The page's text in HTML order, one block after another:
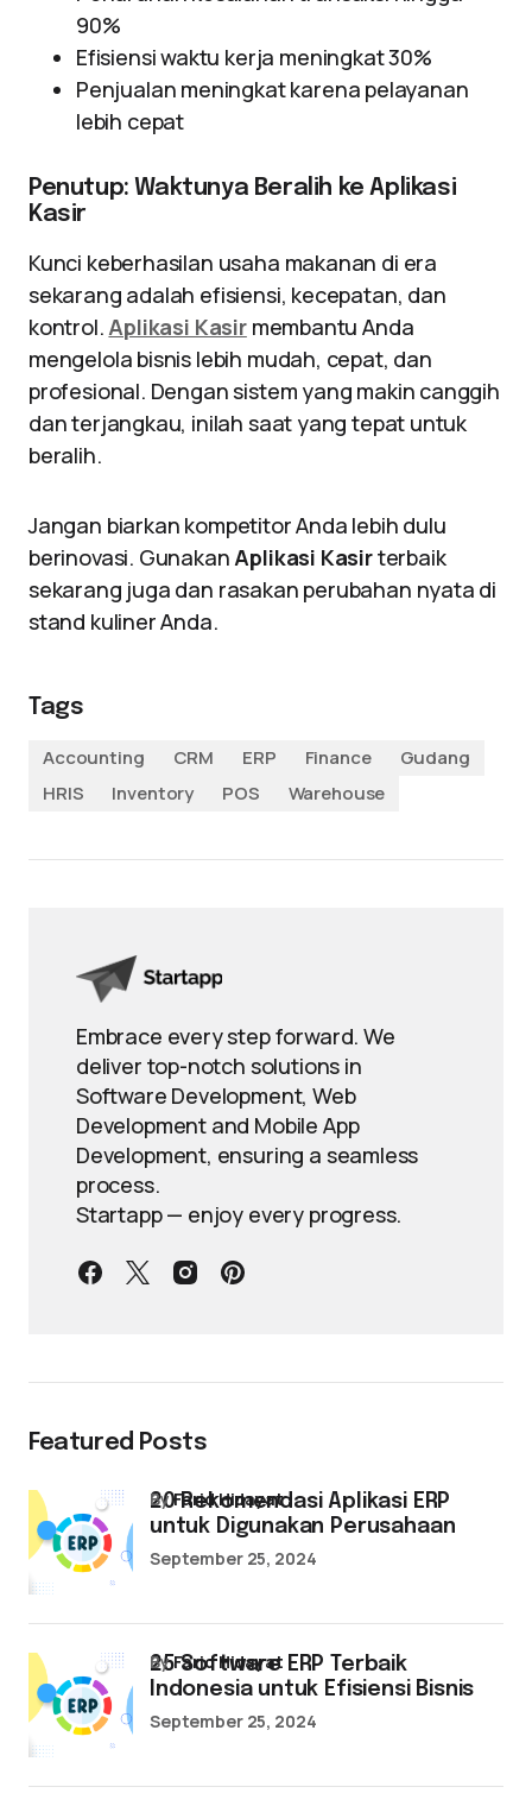
90%
Efisiensi waktu kerja meningkat 30%
Penjualan meningkat karena pelayanan
lebih cepat
Penutup: Waktunya Beralih ke Aplikasi
Kasir
Kunci keberhasilan usaha makanan di era
sekarang adalah efisiensi, kecepatan, dan
kontrol. Aplikasi Kasirmembantu Anda
mengelola bisnis lebih mudah, cepat, dan
profesional. Dengan sistem yang makin canggih
dan terjangkau, inilah saat yang tepat untuk
beralih.
Jangan biarkan kompetitor Anda lebih dulu
berinovasi. GunakanAplikasi Kasirterbaik
sekarang juga dan rasakan perubahan nyata di
stand kuliner Anda.
Tags
Accounting
CRM ERP Finance
Gudang
HRIS
Inventory POS Warehouse
Embrace every step forward. We
deliver top-notch solutions in
Software Development, Web
Development and Mobile App
Development, ensuring a seamless
process.
Startapp — enjoy every progress.
Featured Posts
20 Rekomendasi Aplikasi ERP
untuk Digunakan Perusahaan
byFarid Hidayat
September 25, 2024
25 Software ERP Terbaik
Indonesia untuk Efisiensi Bisnis
byFarid Hidayat
September 25, 2024